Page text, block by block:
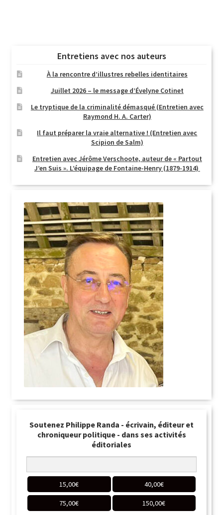
Entretiens avec nos auteurs
À la rencontre d’illustres rebelles identitaires
Juillet 2026 – le message d’Évelyne Cotinet
Le tryptique de la criminalité démasqué (Entretien avec
Raymond H. A. Carter)
Il faut préparer la vraie alternative ! (Entretien avec
Scipion de Salm)
Entretien avec Jérôme Verschoote, auteur de « Partout
J’en Suis ». L’équipage de Fontaine-Henry (1879-1914)
Soutenez Philippe Randa - écrivain, éditeur et
chroniqueur politique - dans ses activités
éditoriales
15,00€ 40,00€
75,00€ 150,00€